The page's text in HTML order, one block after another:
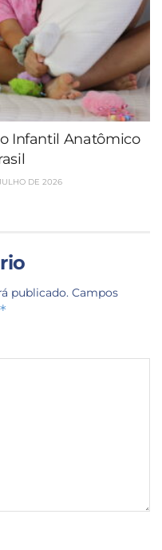
Infantil Anatômico
DE 2026
publicado. Campos
*